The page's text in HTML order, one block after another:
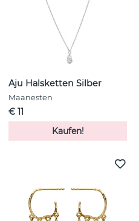
Aju Halsketten Silber
Maanesten
€ 11
Kaufen!